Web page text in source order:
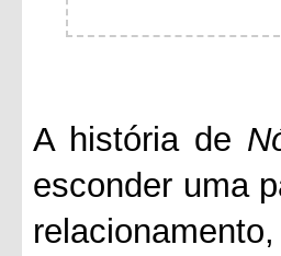
A história de
esconder uma